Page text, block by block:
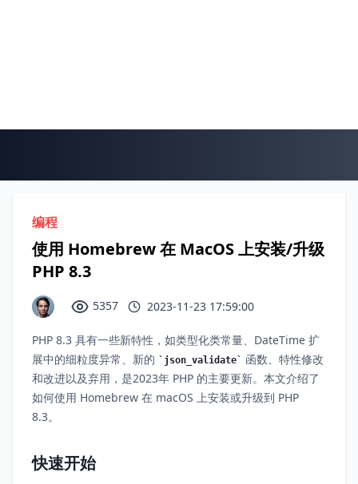
编程
使用 Homebrew 在 MacOS 上安装/升级
PHP 8.3
5357 2023-11-23 17:59:00
PHP 8.3 具有一些新特性，如类型化类常量、DateTime 扩
展中的细粒度异常、新的
json_validate
函数、特性修改
和改进以及弃用，是2023年 PHP 的主要更新。本文介绍了
如何使用 Homebrew 在 macOS 上安装或升级到 PHP
8.3。
快速开始